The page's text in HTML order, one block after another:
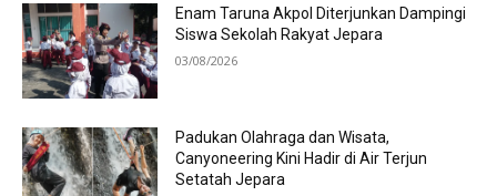
Enam Taruna Akpol Diterjunkan Dampingi
Siswa Sekolah Rakyat Jepara
03/08/2026
Padukan Olahraga dan Wisata,
Canyoneering Kini Hadir di Air Terjun
Setatah Jepara